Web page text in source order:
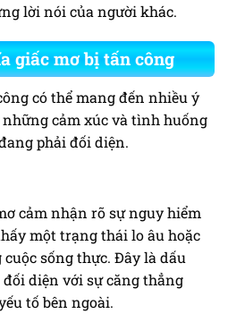
lời nói của người khác.
giấc mơ bị tấn công
có thể mang đến nhiều ý
cảm xúc và tình huống
phải đối diện.
cảm nhận rõ sự nguy hiểm
một trạng thái lo âu hoặc
sống thực. Đây là dấu
diện với sự căng thẳng
tố bên ngoài.